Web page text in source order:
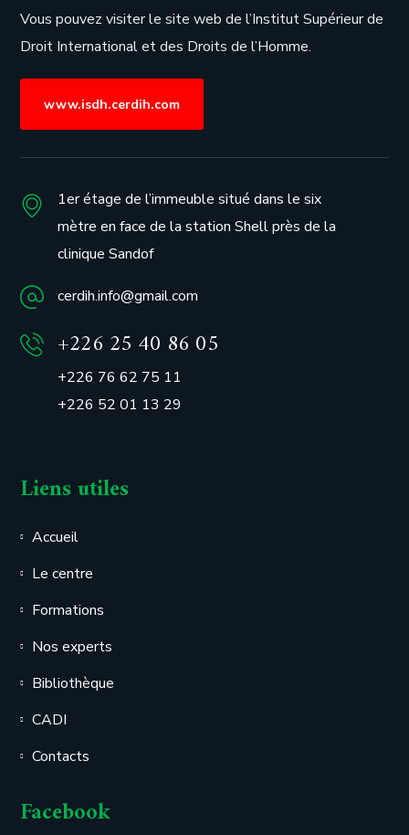
Vous pouvez visiter le site web de l’Institut Supérieur de
Droit International et des Droits de l’Homme.
www.isdh.cerdih.com
1er étage de l’immeuble situé dans le six
mètre en face de la station Shell près de la
clinique Sandof
cerdih.info@gmail.com
+226 25 40 86 05
+226 76 62 75 11
+226 52 01 13 29
Liens utiles
Accueil
Le centre
Formations
Nos experts
Bibliothèque
CADI
Contacts
Facebook